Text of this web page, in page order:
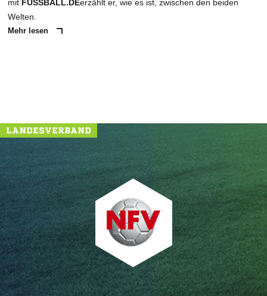
mit FUSSBALL.DEerzählt er, wie es ist, zwischen den beiden
Welten.
Mehr lesen
LANDESVERBAND